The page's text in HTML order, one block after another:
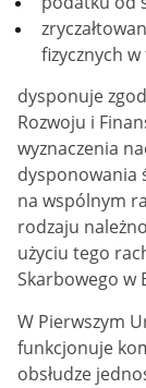
fizycznych
dysponuje
Rozwoju i
wyznaczenia
dysponowania
na wspólnym
rodzaju
użyciu tego
Skarbowego w
W Pierwszym
funkcjonuje
obsłudze